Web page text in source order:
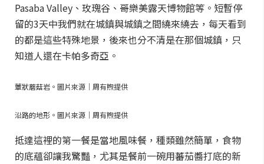
Pasaba Valley、玫瑰谷、哥樂美露天博物館等。短暫停
留的3天中我們就在城鎮與城鎮之間繞來繞去，每天看到
的都是這些特殊地景，後來也分不清是在那個城鎮，只
知道人還在卡帕多奇亞。
蕈狀蘑菇岩。圖片來源｜周有煦提供
沿路的地形。圖片來源｜周有煦提供
抵達這裡的第一餐是當地風味餐，種類雖然簡單，食物
的底蘊卻讓我驚豔，尤其是餐前一碗用蕃茄醬打底的新